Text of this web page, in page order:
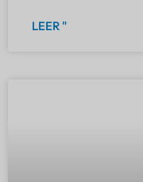
LEER "